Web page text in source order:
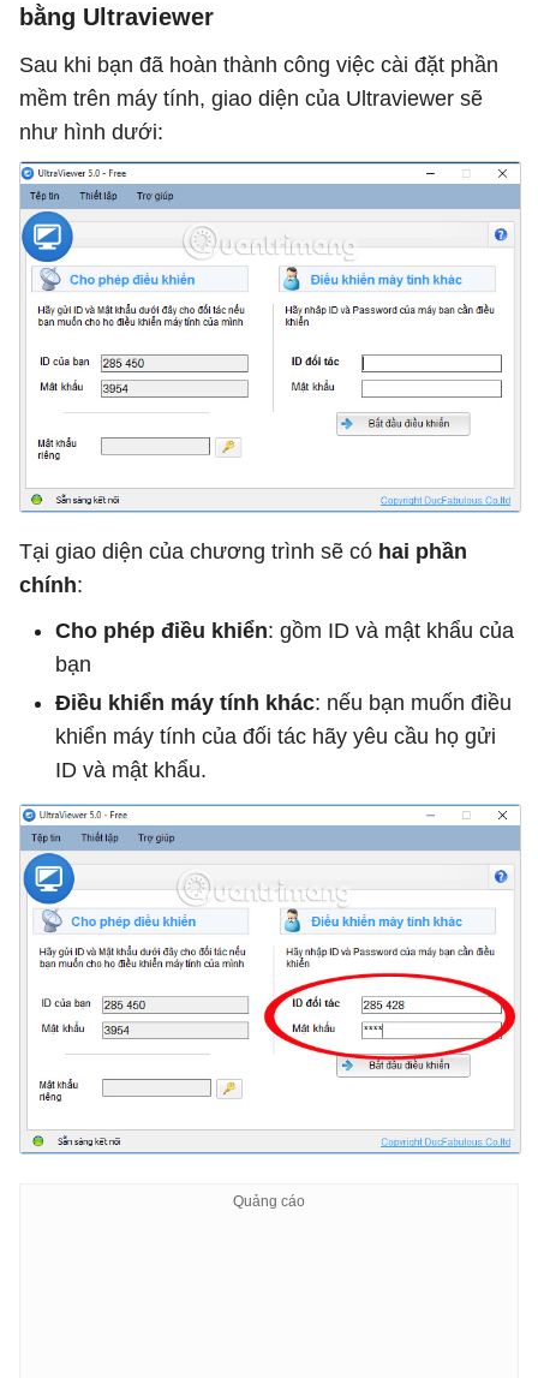
bằng Ultraviewer
Sau khi bạn đã hoàn thành công việc cài đặt phần
mềm trên máy tính, giao diện của Ultraviewer sẽ
như hình dưới:
Tại giao diện của chương trình sẽ có hai phần
chính:
Cho phép điều khiển: gồm ID và mật khẩu của
bạn
Điều khiển máy tính khác: nếu bạn muốn điều
khiển máy tính của đối tác hãy yêu cầu họ gửi
ID và mật khẩu.